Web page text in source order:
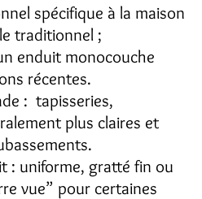
spécifique à la maison
traditionnel ;
enduit monocouche
récentes.
: tapisseries,
plus claires et
: uniforme, gratté fin ou
vue” pour certaines